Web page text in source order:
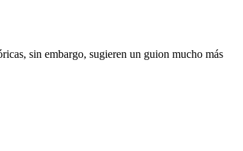
sin embargo, sugieren un guion mucho más